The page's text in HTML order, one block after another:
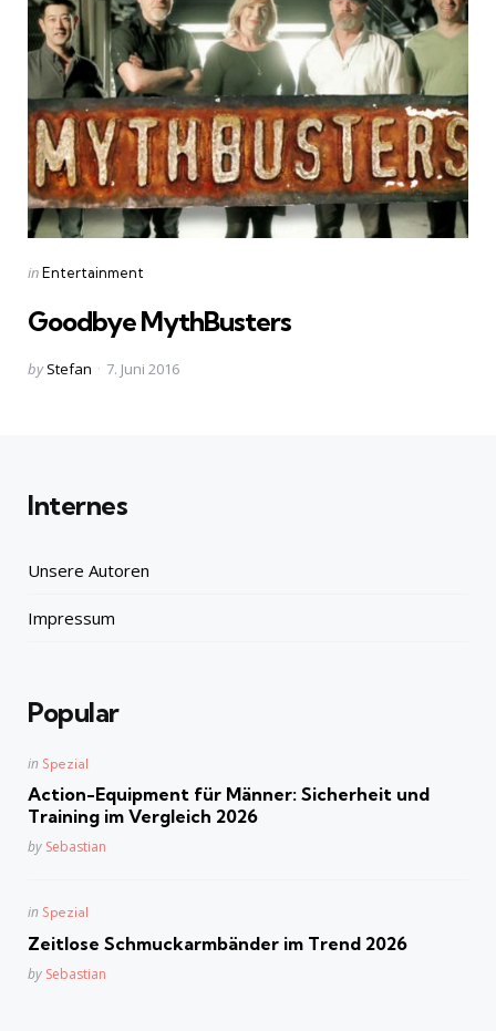
Categories
Posted
inEntertainment
Goodbye MythBusters
Posted
by Stefan 7. Juni 2016
Internes
Unsere Autoren
Impressum
Popular
Posted
in Spezial
Action-Equipment für Männer: Sicherheit und
Training im Vergleich 2026
Posted
by Sebastian
Posted
in Spezial
Zeitlose Schmuckarmbänder im Trend 2026
Posted
by Sebastian